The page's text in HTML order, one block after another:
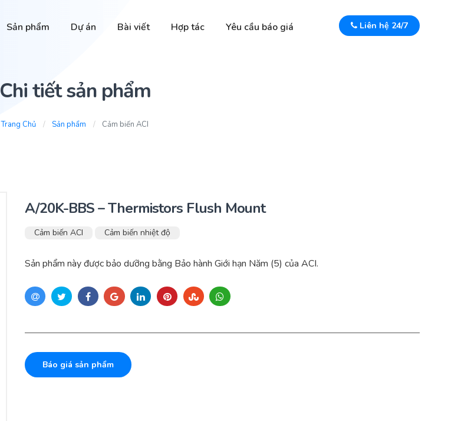
Sản phẩm Dự án Bài viết Hợp tác Yêu cầu báo giá Liên hệ 24/7
Chi tiết sản phẩm
Trang Chủ Sản phẩm Cảm biến ACI
A/20K-BBS – Thermistors Flush Mount
Cảm biến ACI Cảm biến nhiệt độ
Sản phẩm này được bảo dưỡng bằng Bảo hành Giới hạn Năm (5) của ACI.
Báo giá sản phẩm